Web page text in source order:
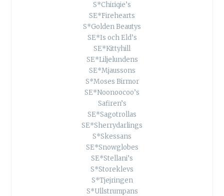
S*Chiriqie’s
SE*Firehearts
S*Golden Beautys
SE*Is och Eld’s
SE*Kittyhill
SE*Liljelundens
SE*Mjaussons
S*Moses Birmor
SE*Noonoocoo’s
Safiren’s
SE*Sagotrollas
SE*Sherrydarlings
S*Skessans
SE*Snowglobes
SE*Stellani’s
S*Storeklevs
S*Tjejringen
S*Ullstrumpans